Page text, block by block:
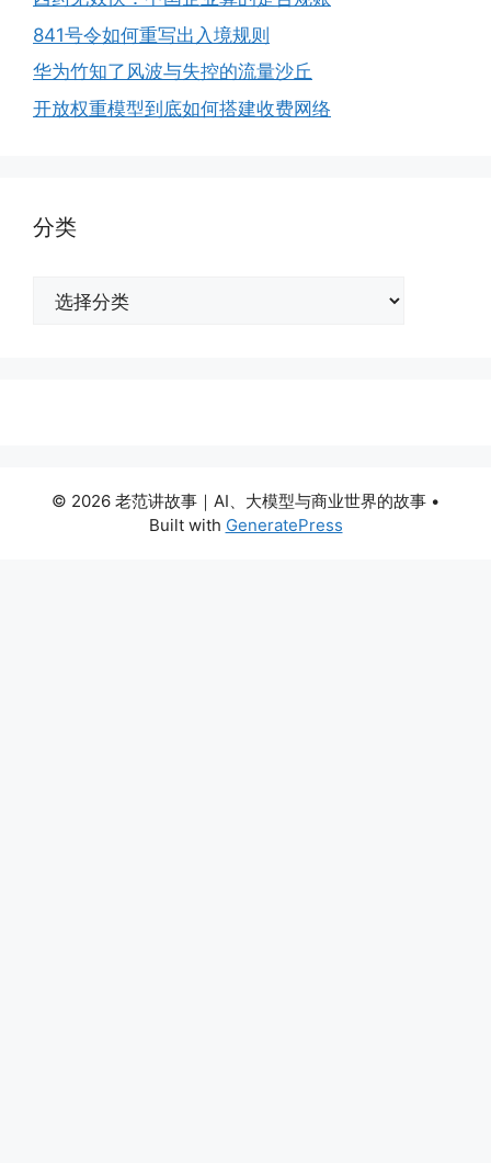
841号令如何重写出入境规则
华为竹知了风波与失控的流量沙丘
开放权重模型到底如何搭建收费网络
分类
© 2026 老范讲故事｜AI、大模型与商业世界的故事 •
Built with GeneratePress